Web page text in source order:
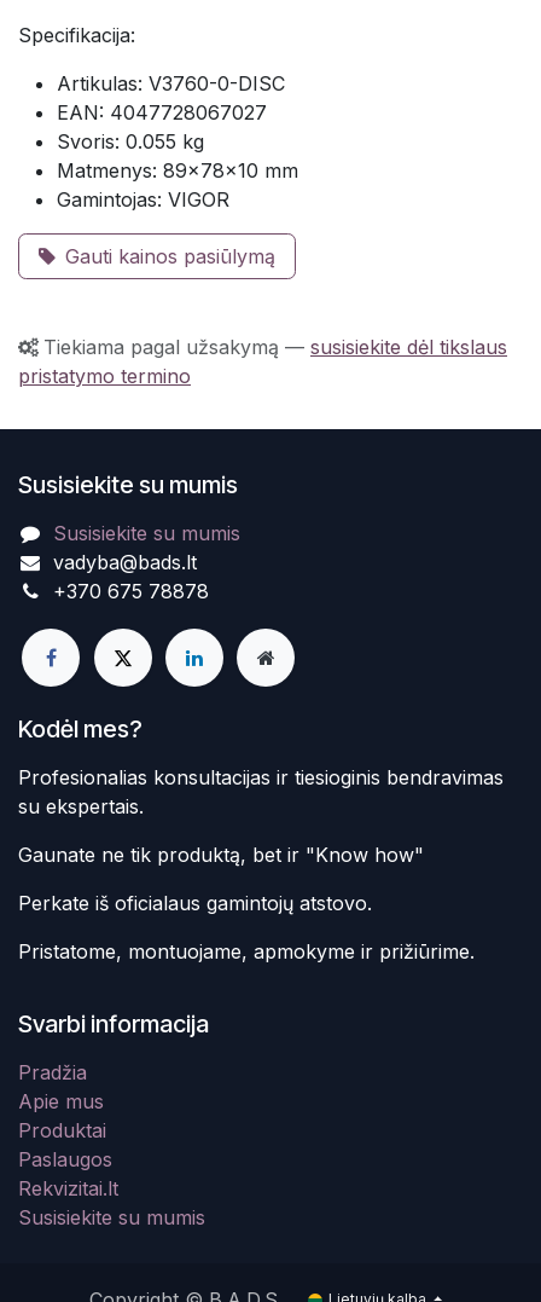
Specifikacija:
Artikulas: V3760-0-DISC
EAN: 4047728067027
Svoris: 0.055 kg
Matmenys: 89×78×10 mm
Gamintojas: VIGOR
Gauti kainos pasiūlymą
Tiekiama pagal užsakymą — susisiekite dėl tikslaus
pristatymo termino
Susisiekite su mumis
Susisiekite su mumis
vadyba@bads.lt
+370 675 78878
Kodėl mes?
Profesionalias konsultacijas ir tiesioginis bendravimas
su ekspertais.
Gaunate ne tik produktą, bet ir "Know how"
Perkate iš oficialaus gamintojų atstovo.
Pristatome, montuojame, apmokyme ir prižiūrime.
Svarbi informacija
Pradžia
Apie mus
Produktai
Paslaugos
Rekvizitai.lt
Susisiekite su mumis